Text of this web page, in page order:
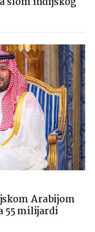
Arabijom
55 milijardi